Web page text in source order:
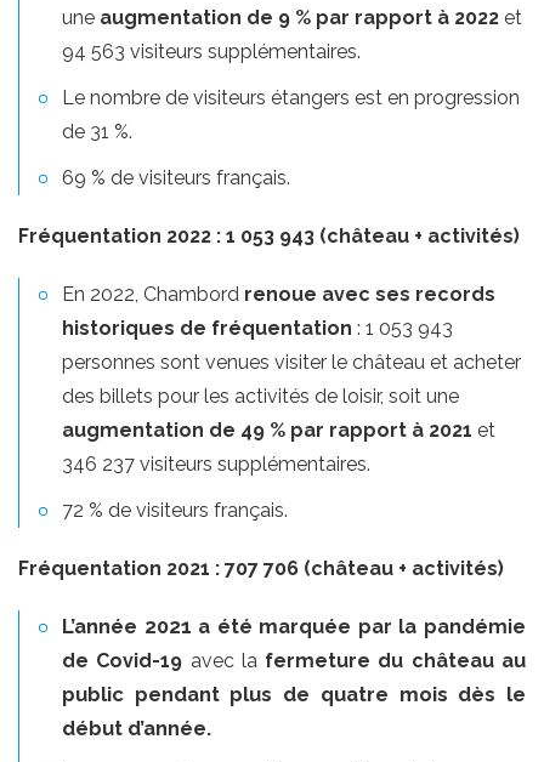
une augmentation de 9 % par rapport à 2022 et
94 563 visiteurs supplémentaires.
Le nombre de visiteurs étangers est en progression
de 31 %.
69 % de visiteurs français.
Fréquentation 2022 : 1 053 943 (château + activités)
En 2022, Chambord renoue avec ses records
historiques de fréquentation : 1 053 943
personnes sont venues visiter le château et acheter
des billets pour les activités de loisir, soit une
augmentation de 49 % par rapport à 2021 et
346 237 visiteurs supplémentaires.
72 % de visiteurs français.
Fréquentation 2021 : 707 706 (château + activités)
L’année 2021 a été marquée par la pandémie
de Covid-19 avec la fermeture du château au
public pendant plus de quatre mois dès le
début d’année.